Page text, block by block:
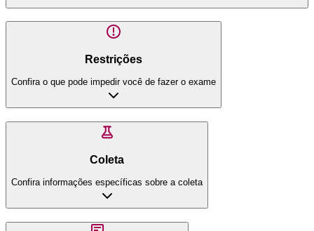
Restrições
Confira o que pode impedir você de fazer o exame
Coleta
Confira informações específicas sobre a coleta